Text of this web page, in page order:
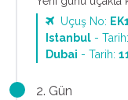
Uçuş No:
Istanbul - Tarih:
Dubai - Tarih:
2. Gün